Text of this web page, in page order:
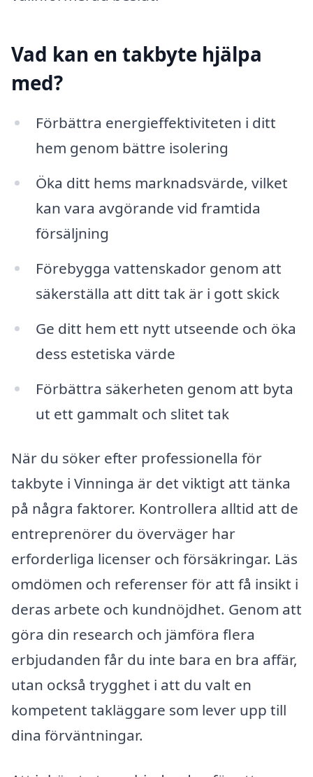
Vad kan en takbyte hjälpa
med?
Förbättra energieffektiviteten i ditt
hem genom bättre isolering
Öka ditt hems marknadsvärde, vilket
kan vara avgörande vid framtida
försäljning
Förebygga vattenskador genom att
säkerställa att ditt tak är i gott skick
Ge ditt hem ett nytt utseende och öka
dess estetiska värde
Förbättra säkerheten genom att byta
ut ett gammalt och slitet tak
När du söker efter professionella för
takbyte i Vinninga är det viktigt att tänka
på några faktorer. Kontrollera alltid att de
entreprenörer du överväger har
erforderliga licenser och försäkringar. Läs
omdömen och referenser för att få insikt i
deras arbete och kundnöjdhet. Genom att
göra din research och jämföra flera
erbjudanden får du inte bara en bra affär,
utan också trygghet i att du valt en
kompetent takläggare som lever upp till
dina förväntningar.